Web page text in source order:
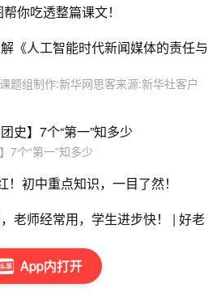
App内打开
你吃透整篇课文！
《人工智能时代新闻媒体的责任与
题组制作:新华网思客来源:新华社客户
史】7个“第一”知多少
7个“第一”知多少
！初中重点知识，一目了然！
老师经常用，学生进步快！ | 好老